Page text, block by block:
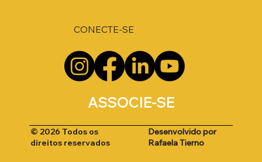
ASSOCIE-SE
CONECTE-SE
© 2026 Todos os
direitos reservados
Desenvolvido por
Rafaela Tierno